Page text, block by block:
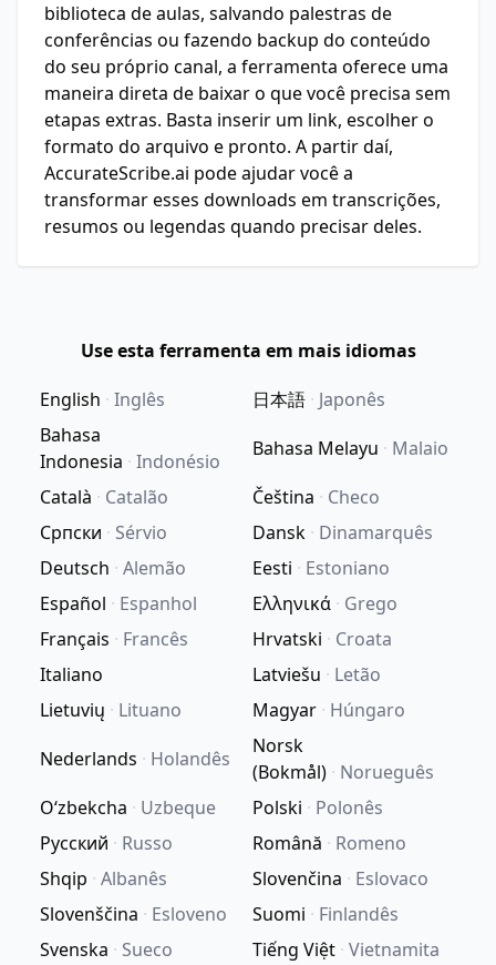
biblioteca de aulas, salvando palestras de
conferências ou fazendo backup do conteúdo
do seu próprio canal, a ferramenta oferece uma
maneira direta de baixar o que você precisa sem
etapas extras. Basta inserir um link, escolher o
formato do arquivo e pronto. A partir daí,
AccurateScribe.ai pode ajudar você a
transformar esses downloads em transcrições,
resumos ou legendas quando precisar deles.
Use esta ferramenta em mais idiomas
English · Inglês 日本語 · Japonês
Bahasa
Indonesia · Indonésio
Bahasa Melayu · Malaio
Català · Catalão Čeština · Checo
Српски · Sérvio Dansk · Dinamarquês
Deutsch · Alemão Eesti · Estoniano
Español · Espanhol Ελληνικά · Grego
Français · Francês Hrvatski · Croata
Italiano
Latviešu · Letão
Lietuvių · Lituano Magyar · Húngaro
Nederlands · Holandês
Norsk
(Bokmål) · Norueguês
Oʻzbekcha · Uzbeque Polski · Polonês
Русский · Russo Română · Romeno
Shqip · Albanês Slovenčina · Eslovaco
Slovenščina · Esloveno Suomi · Finlandês
Svenska · Sueco Tiếng Việt · Vietnamita